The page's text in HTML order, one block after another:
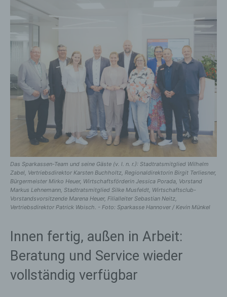
Das Sparkassen-Team und seine Gäste (v. l. n. r.): Stadtratsmitglied Wilhelm
Zabel, Vertriebsdirektor Karsten Buchholtz, Regionaldirektorin Birgit Terliesner,
Bürgermeister Mirko Heuer, Wirtschaftsförderin Jessica Porada, Vorstand
Markus Lehnemann, Stadtratsmitglied Silke Musfeldt, Wirtschaftsclub-
Vorstandsvorsitzende Marena Heuer, Filialleiter Sebastian Neitz,
Vertriebsdirektor Patrick Woisch. - Foto: Sparkasse Hannover / Kevin Münkel
Innen fertig, außen in Arbeit:
Beratung und Service wieder
vollständig verfügbar